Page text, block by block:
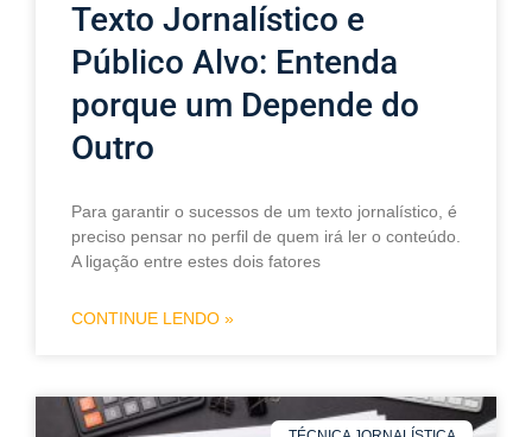
Texto Jornalístico e
Público Alvo: Entenda
porque um Depende do
Outro
Para garantir o sucessos de um texto jornalístico, é
preciso pensar no perfil de quem irá ler o conteúdo.
A ligação entre estes dois fatores
CONTINUE LENDO »